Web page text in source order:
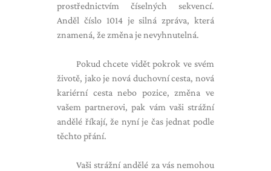
prostřednictvím číselných sekvencí.
Anděl číslo 1014 je silná zpráva, která
znamená, že změna je nevyhnutelná.
Pokud chcete vidět pokrok ve svém
životě, jako je nová duchovní cesta, nová
kariérní cesta nebo pozice, změna ve
vašem partnerovi, pak vám vaši strážní
andělé říkají, že nyní je čas jednat podle
těchto přání.
Vaši strážní andělé za vás nemohou